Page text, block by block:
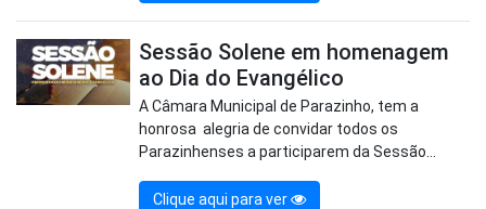
Sessão Solene em homenagem
ao Dia do Evangélico
A Câmara Municipal de Parazinho, tem a
honrosa alegria de convidar todos os
Parazinhenses a participarem da Sessão...
Clique aqui para ver